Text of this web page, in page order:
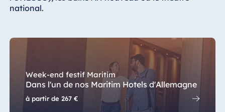
Star-Apart Hansa
Hotel Wiesbaden
Egypte
& Casino Sharm
national.
Week-end festif Maritim
Dans l'un de nos Maritim Hotels d'Allemagne
à partir de 267 €